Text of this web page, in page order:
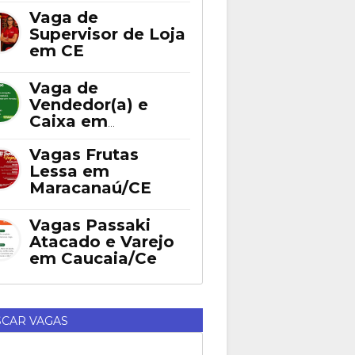
Vaga de
Supervisor de Loja
em CE
Vaga de
Vendedor(a) e
Caixa em
Vagas Frutas
Lessa em
Maracanaú/CE
Vagas Passaki
Atacado e Varejo
em Caucaia/Ce
VAGAS